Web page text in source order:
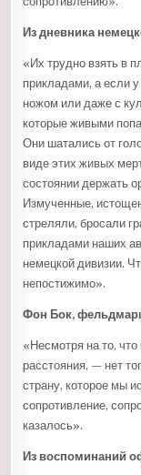
Из дневника
«Их трудно взять в
прикладами, а если
ножом или даже с
которые живыми
Они шатались от
виде этих живых
состоянии держать
Измученные,
стреляли, бросали
прикладами наших
немецкой дивизии.
непостижимо».
Фон Бок,
«Несмотря на то,
расстояния, — нет
страну, которое мы
сопротивление,
казалось».
Из воспоминаний